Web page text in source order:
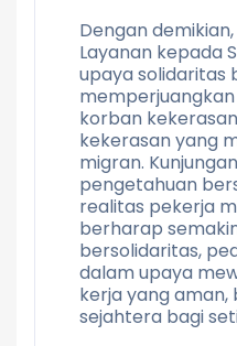
Dengan
Layanan kepada
upaya solidaritas
korban
kekerasan yang
migran.
pengetahuan
realitas pekerja
berharap
bersolidaritas,
dalam upaya
kerja yang
sejahtera bagi